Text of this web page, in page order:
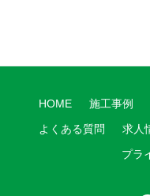
HOME 施工事例
よくある質問 求人
プラ